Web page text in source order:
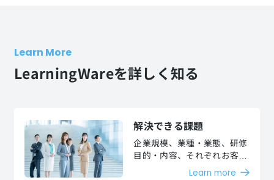
Learn More
LearningWareを詳しく知る
解決できる課題
企業規模、業種・業態、研修
目的・内容、それぞれお客様
が抱える課題を解決いたしま
Learn more